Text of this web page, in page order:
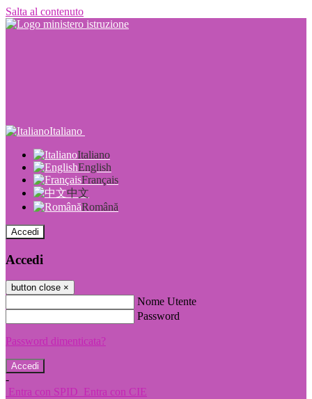
Salta al contenuto
Italiano
Italiano
English
Français
中文
Română
Accedi
Accedi
button close ×
Nome Utente
Password
Password dimenticata?
-
Entra con SPID Entra con CIE